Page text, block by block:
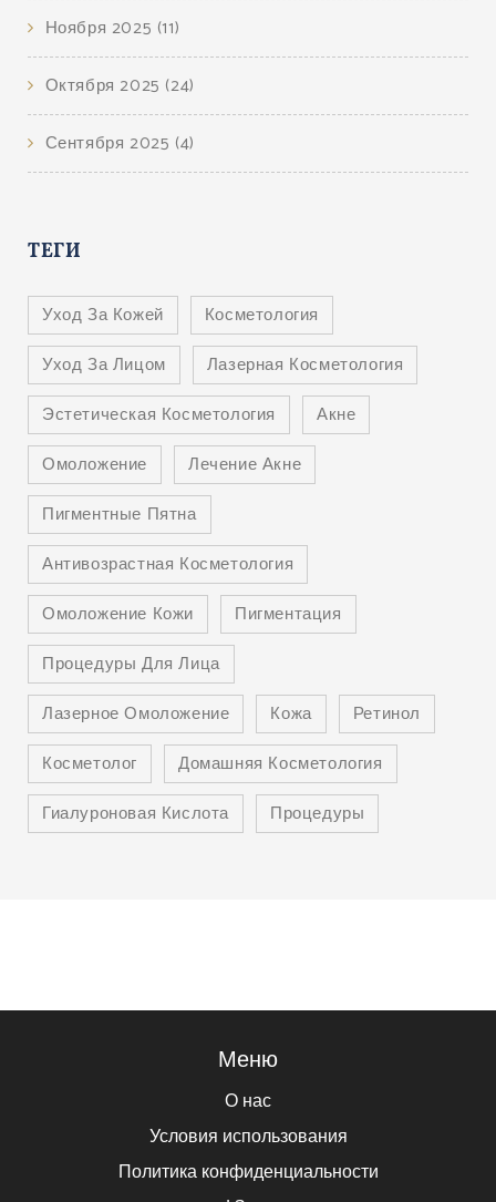
Ноября 2025 (11)
Октября 2025 (24)
Сентября 2025 (4)
ТЕГИ
Уход За Кожей
Косметология
Уход За Лицом
Лазерная Косметология
Эстетическая Косметология
Акне
Омоложение
Лечение Акне
Пигментные Пятна
Антивозрастная Косметология
Омоложение Кожи
Пигментация
Процедуры Для Лица
Лазерное Омоложение
Кожа
Ретинол
Косметолог
Домашняя Косметология
Гиалуроновая Кислота
Процедуры
Меню
О нас
Условия использования
Политика конфиденциальности